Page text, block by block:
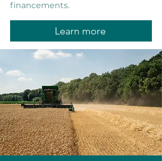
financements.
Learn more